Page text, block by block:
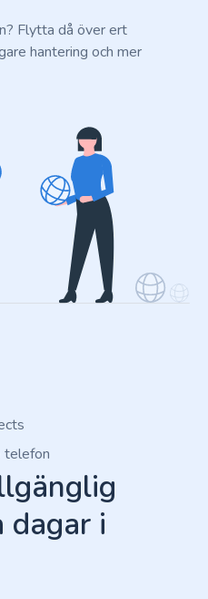
Flytta då över ert
hantering och mer
telefon
i